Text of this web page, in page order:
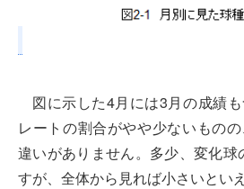
図に示した4月には3月の成績
レートの割合がやや少ないもの
違いがありません。多少、変化球
すが、全体から見れば小さいといえ